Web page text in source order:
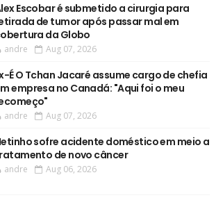
Escobar é submetido a cirurgia para
de tumor após passar mal em
da Globo
andre Aug 07, 2026
É O Tchan Jacaré assume cargo de chefia
empresa no Canadá: "Aqui foi o meu
andre Aug 07, 2026
sofre acidente doméstico em meio a
de novo câncer
andre Aug 06, 2026